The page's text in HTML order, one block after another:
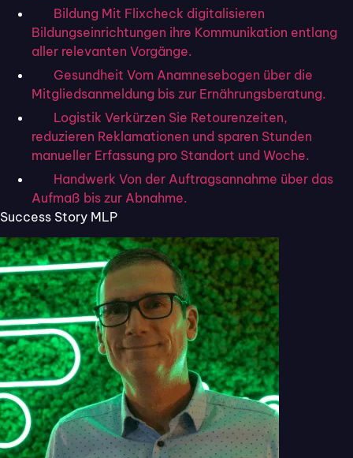
Bildung Mit Flixcheck digitalisieren
Bildungseinrichtungen ihre Kommunikation entlang
aller relevanten Vorgänge.
Gesundheit Vom Anamnesebogen über die
Mitgliedsanmeldung bis zur Ernährungsberatung.
Logistik Verkürzen Sie Retourenzeiten,
reduzieren Reklamationen und sparen Stunden
manueller Erfassung pro Standort und Woche.
Handwerk Von der Auftragsannahme über das
Aufmaß bis zur Abnahme.
Success Story MLP
Bei Fragen dazu können Sie sich gerne jederzeit
melden.
Bereit für digitale
Kunden­kommu­
nikation?
Starten Sie kostenlos. Kein Abo, keine
Kreditkarte.
Über 50.000 Nutzer:innen vertrauen Flixcheck.
Keine Kreditkarte Jederzeit kündbar DSGVO-konform